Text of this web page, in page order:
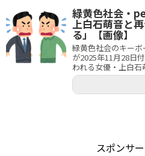
緑黄色社会・
上白石萌音と
る」【画像】
緑黄色社会のキーボ
が2025年11月28日
われる女優・上白石
スポンサ